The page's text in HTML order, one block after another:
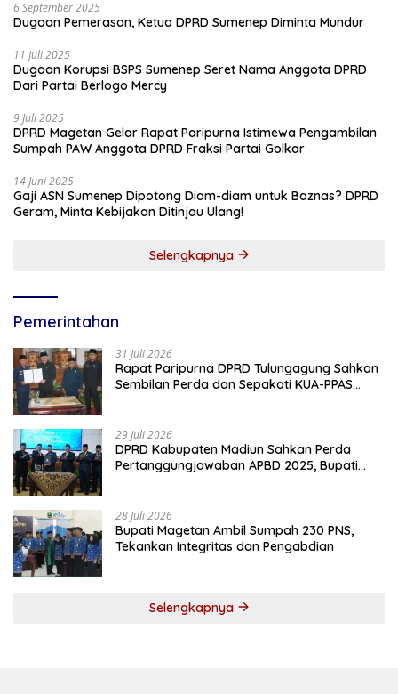
6 September 2025
Dugaan Pemerasan, Ketua DPRD Sumenep Diminta Mundur
11 Juli 2025
Dugaan Korupsi BSPS Sumenep Seret Nama Anggota DPRD
Dari Partai Berlogo Mercy
9 Juli 2025
DPRD Magetan Gelar Rapat Paripurna Istimewa Pengambilan
Sumpah PAW Anggota DPRD Fraksi Partai Golkar
14 Juni 2025
Gaji ASN Sumenep Dipotong Diam-diam untuk Baznas? DPRD
Geram, Minta Kebijakan Ditinjau Ulang!
Selengkapnya
Pemerintahan
31 Juli 2026
Rapat Paripurna DPRD Tulungagung Sahkan
Sembilan Perda dan Sepakati KUA-PPAS
29 Juli 2026
DPRD Kabupaten Madiun Sahkan Perda
Pertanggungjawaban APBD 2025, Bupati
28 Juli 2026
Bupati Magetan Ambil Sumpah 230 PNS,
Tekankan Integritas dan Pengabdian
Selengkapnya